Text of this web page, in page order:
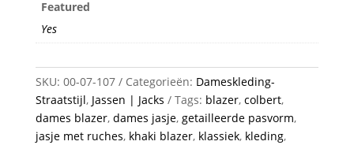
Featured
Yes
SKU: 00-07-107 Categorieën: Dameskleding-
Straatstijl, Jassen | Jacks Tags: blazer, colbert,
dames blazer, dames jasje, getailleerde pasvorm,
jasje met ruches, khaki blazer, klassiek, kleding,